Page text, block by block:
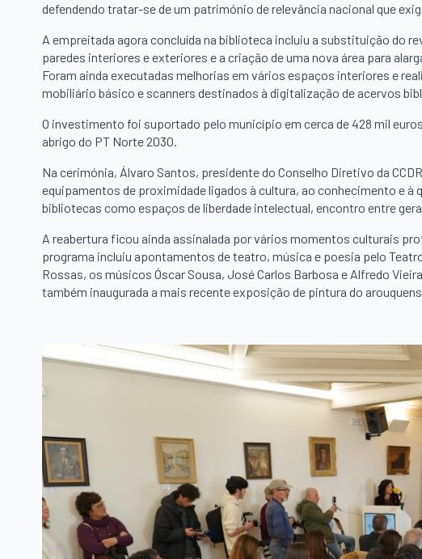
defendendo tratar-se de um património de relevância nacional que
A empreitada agora concluída na biblioteca incluiu a substituição do
paredes interiores e exteriores e a criação de uma nova área para
Foram ainda executadas melhorias em vários espaços interiores e
mobiliário básico e scanners destinados à digitalização de acervos
O investimento foi suportado pelo município em cerca de 428 mil
abrigo do PT Norte 2030.
Na cerimónia, Álvaro Santos, presidente do Conselho Diretivo da
equipamentos de proximidade ligados à cultura, ao conhecimento e
bibliotecas como espaços de liberdade intelectual, encontro entre
A reabertura ficou ainda assinalada por vários momentos culturais
programa incluiu apontamentos de teatro, música e poesia pelo
Rossas, os músicos Óscar Sousa, José Carlos Barbosa e Alfredo
também inaugurada a mais recente exposição de pintura do